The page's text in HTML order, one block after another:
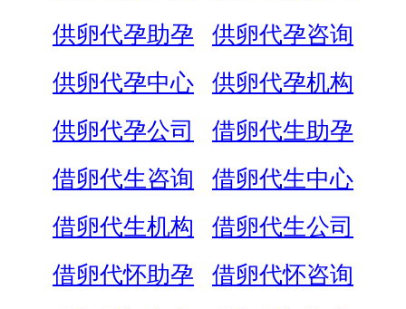
供卵代孕助孕
供卵代孕咨询
供卵代孕中心
供卵代孕机构
供卵代孕公司
借卵代生助孕
借卵代生咨询
借卵代生中心
借卵代生机构
借卵代生公司
借卵代怀助孕
借卵代怀咨询